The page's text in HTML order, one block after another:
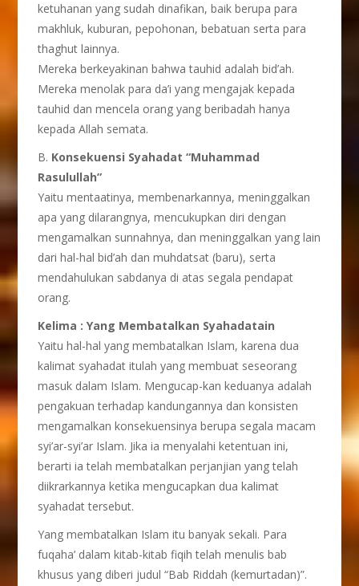
ketuhanan yang sudah dinafikan, baik berupa para
makhluk, kuburan, pepohonan, bebatuan serta para
thaghut lainnya.
Mereka berkeyakinan bahwa tauhid adalah bid’ah.
Mereka menolak para da’i yang mengajak kepada
tauhid dan mencela orang yang beribadah hanya
kepada Allah semata.
B. Konsekuensi Syahadat “Muhammad
Rasulullah”
Yaitu mentaatinya, membenarkannya, meninggalkan
apa yang dilarangnya, mencukupkan diri dengan
mengamalkan sunnahnya, dan meninggalkan yang lain
dari hal-hal bid’ah dan muhdatsat (baru), serta
mendahulukan sabdanya di atas segala pendapat
orang.
Kelima : Yang Membatalkan Syahadatain
Yaitu hal-hal yang membatalkan Islam, karena dua
kalimat syahadat itulah yang membuat seseorang
masuk dalam Islam. Mengucap-kan keduanya adalah
pengakuan terhadap kandungannya dan konsisten
mengamalkan konsekuensinya berupa segala macam
syi’ar-syi’ar Islam. Jika ia menyalahi ketentuan ini,
berarti ia telah membatalkan perjanjian yang telah
diikrarkannya ketika mengucapkan dua kalimat
syahadat tersebut.
Yang membatalkan Islam itu banyak sekali. Para
fuqaha’ dalam kitab-kitab fiqih telah menulis bab
khusus yang diberi judul “Bab Riddah (kemurtadan)”.